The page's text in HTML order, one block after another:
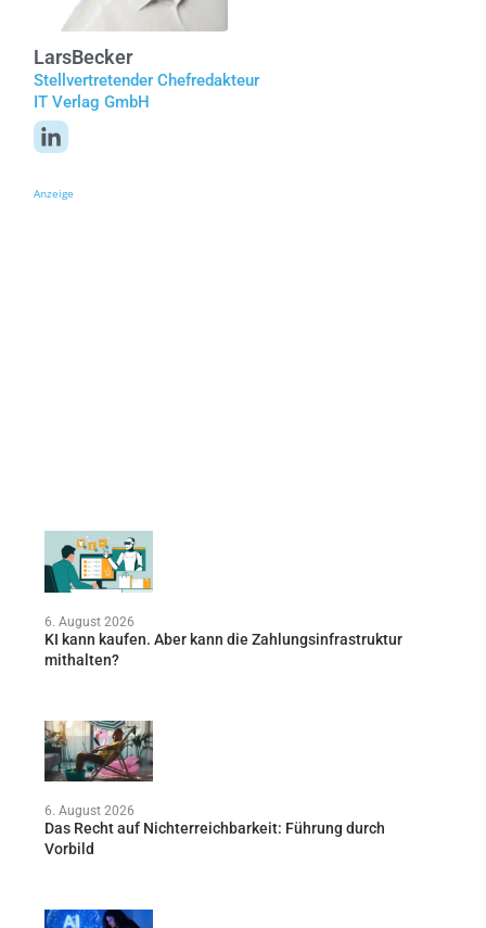
LarsBecker
Stellvertretender Chefredakteur
IT Verlag GmbH
Anzeige
6. August 2026
KI kann kaufen. Aber kann die Zahlungsinfrastruktur
mithalten?
6. August 2026
Das Recht auf Nichterreichbarkeit: Führung durch
Vorbild